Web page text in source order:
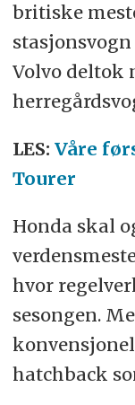
britiske
Volvo deltok
LES: Våre
Tourer
Honda skal
hvor
sesongen.
hatchback